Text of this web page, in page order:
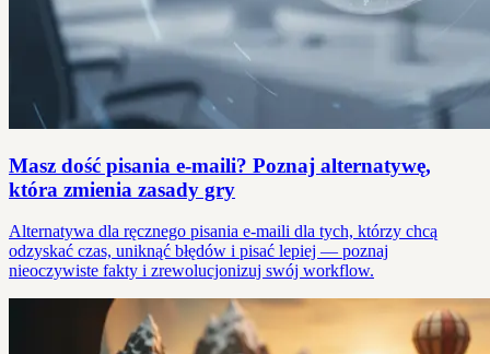
Masz dość pisania e-maili? Poznaj alternatywę,
która zmienia zasady gry
Alternatywa dla ręcznego pisania e-maili dla tych, którzy chcą
odzyskać czas, uniknąć błędów i pisać lepiej — poznaj
nieoczywiste fakty i zrewolucjonizuj swój workflow.